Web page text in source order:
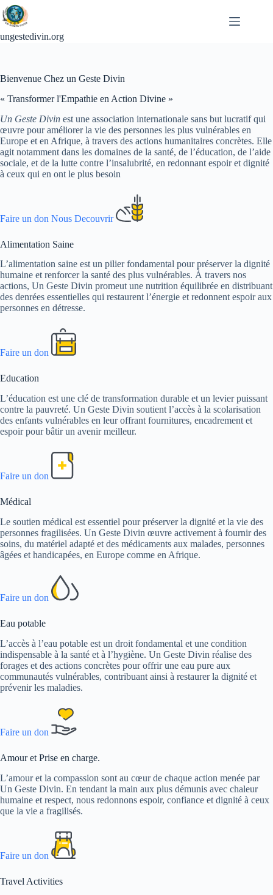
Passer
au
contenu
ungestedivin.org
Bienvenue Chez un Geste Divin
« Transformer l'Empathie en Action Divine »
Un Geste Divin est une association internationale sans but lucratif qui
œuvre pour améliorer la vie des personnes les plus vulnérables en
Europe et en Afrique, à travers des actions humanitaires concrètes. Elle
agit notamment dans les domaines de la santé, de l’éducation, de l’aide
sociale, et de la lutte contre l’insalubrité, en redonnant espoir et dignité
à ceux qui en ont le plus besoin
Faire un don Nous Decouvrir
Alimentation Saine
L’alimentation saine est un pilier fondamental pour préserver la dignité
humaine et renforcer la santé des plus vulnérables. À travers nos
actions, Un Geste Divin promeut une nutrition équilibrée en distribuant
des denrées essentielles qui restaurent l’énergie et redonnent espoir aux
personnes en détresse.
Faire un don
Education
L’éducation est une clé de transformation durable et un levier puissant
contre la pauvreté. Un Geste Divin soutient l’accès à la scolarisation
des enfants vulnérables en leur offrant fournitures, encadrement et
espoir pour bâtir un avenir meilleur.
Faire un don
Médical
Le soutien médical est essentiel pour préserver la dignité et la vie des
personnes fragilisées. Un Geste Divin œuvre activement à fournir des
soins, du matériel adapté et des médicaments aux malades, personnes
âgées et handicapées, en Europe comme en Afrique.
Faire un don
Eau potable
L’accès à l’eau potable est un droit fondamental et une condition
indispensable à la santé et à l’hygiène. Un Geste Divin réalise des
forages et des actions concrètes pour offrir une eau pure aux
communautés vulnérables, contribuant ainsi à restaurer la dignité et
prévenir les maladies.
Faire un don
Amour et Prise en charge.
L’amour et la compassion sont au cœur de chaque action menée par
Un Geste Divin. En tendant la main aux plus démunis avec chaleur
humaine et respect, nous redonnons espoir, confiance et dignité à ceux
que la vie a fragilisés.
Faire un don
Travel Activities